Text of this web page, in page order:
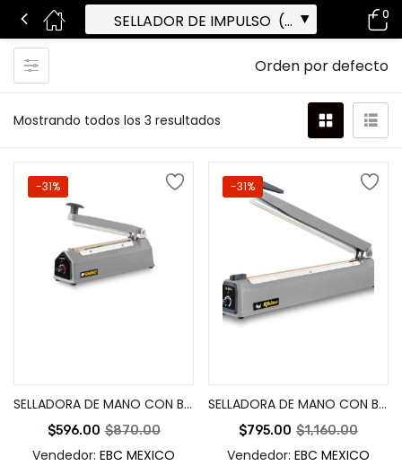
0
Mostrando todos los 3 resultados
Orden por defecto
-31%
SELLADORA DE MANO CON BARRA DE SELLADO DE 20 CM – SELIM-200
$596.00 $870.00
Vendedor: EBC MEXICO
-31%
SELLADORA DE MANO CON BARRA DE SELLADO DE 30 CM – SELIM-300
$795.00 $1,160.00
Vendedor: EBC MEXICO